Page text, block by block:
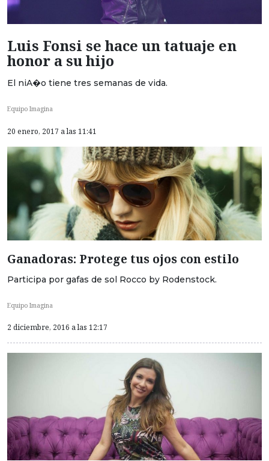
Luis Fonsi se hace un tatuaje en
honor a su hijo
El niA�o tiene tres semanas de vida.
Equipo Imagina
20 enero, 2017 a las 11:41
Ganadoras: Protege tus ojos con estilo
Participa por gafas de sol Rocco by Rodenstock.
Equipo Imagina
2 diciembre, 2016 a las 12:17